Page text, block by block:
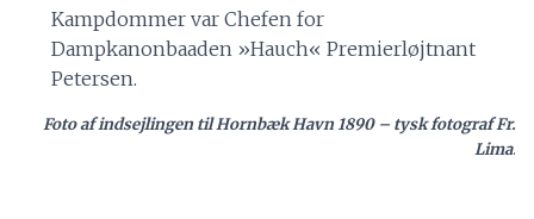
Kampdommer var Chefen for
Dampkanonbaaden »Hauch« Premierløjtnant
Petersen.
Foto af indsejlingen til Hornbæk Havn 1890 – tysk fotograf Fr.
Lima.